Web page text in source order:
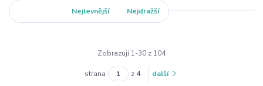
Nejlevnější Nejdražší
Zobrazuji 1-30 z 104
strana z 4 další